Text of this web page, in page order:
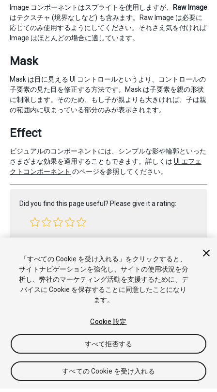
Image コンポーネントはスプライトを使用しますが、 Raw Image
はテクスチャ (境界なしなど) も含みます。Raw Image は必要に
応じてのみ使用するようにしてください。それさえ気を付ければ
Image はほとんどの場合に適しています。
Mask
Mask は目に見える UI コントロールというより、コントロールの
子要素の見た目を修正する方法です。Mask は子要素を親の形状
に制限します。そのため、もし子が親よりも大きければ、子は親
の範囲内に収まっている部分のみが表示されます。
Effect
ビジュアルのコンポーネントには、シンプルな影や輪郭といった
さまざまな効果を適用することもできます。詳しくは UI エフェ
クトコンポーネント のページを参照してください。
Did you find this page useful? Please give it a rating:
Copyright © 2023 Unity Technologies. Publication 2023.2
チュートリアル
ナレッジベース
ッキー
私の個人情報を販売または共有しない
Cookie 優先設定
「すべての Cookie を受け入れる」をクリックすると、
サイトナビゲーションを強化し、サイトの使用状況を分
析し、弊社のマーケティング活動を支援するために、デ
バイスに Cookie を保存することに同意したことになり
ます。
Cookie 設定
すべて拒否する
すべての Cookie を受け入れる